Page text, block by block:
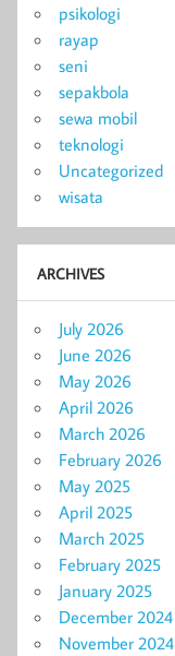
psikologi
rayap
seni
sepakbola
sewa mobil
teknologi
Uncategorized
wisata
ARCHIVES
July 2026
June 2026
May 2026
April 2026
March 2026
February 2026
May 2025
April 2025
March 2025
February 2025
January 2025
December 2024
November 2024